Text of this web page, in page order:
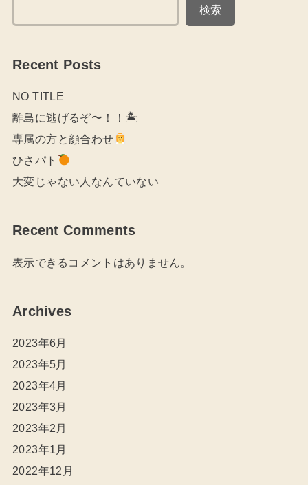
検索
Recent Posts
NO TITLE
離島に逃げるぞ〜！！🏝
専属の方と顔合わせ
ひさパト
大変じゃない人なんていない
Recent Comments
表示できるコメントはありません。
Archives
2023年6月
2023年5月
2023年4月
2023年3月
2023年2月
2023年1月
2022年12月